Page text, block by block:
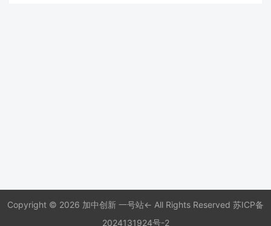
Copyright © 2026 加中创新 一号站← All Rights Reserved 苏ICP备
2024131924号-2